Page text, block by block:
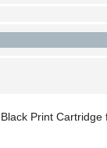
Print